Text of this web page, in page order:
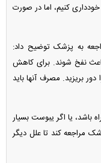
کنیم، اما در صورت
به پزشک توضیح داد:
باعث نفخ شوند. برای کاهش
بریزید. مصرف آنها باید
یا اگر یبوست بسیار
مراجعه کند تا علل دیگر